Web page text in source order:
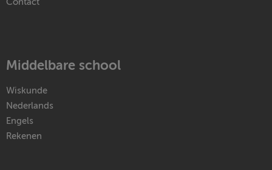
Contact
Middelbare school
Wiskunde
Nederlands
Engels
Rekenen